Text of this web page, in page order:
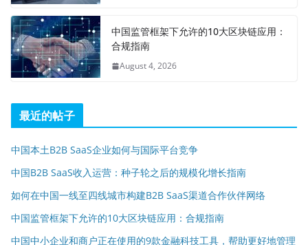
中国监管框架下允许的10大区块链应用：
合规指南
August 4, 2026
最近的帖子
中国本土B2B SaaS企业如何与国际平台竞争
中国B2B SaaS收入运营：种子轮之后的规模化增长指南
如何在中国一线至四线城市构建B2B SaaS渠道合作伙伴网络
中国监管框架下允许的10大区块链应用：合规指南
中国中小企业和商户正在使用的9款金融科技工具，帮助更好地管理